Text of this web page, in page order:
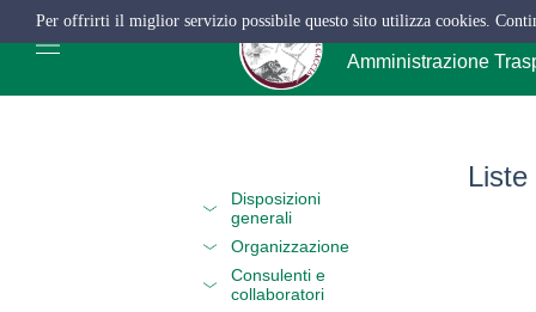
ATC Salerno
Amministrazione
Disposizioni
generali
Organizzazione
Consulenti e
collaboratori
Per offrirti il miglior servizio possibile questo sito utilizza cookies.